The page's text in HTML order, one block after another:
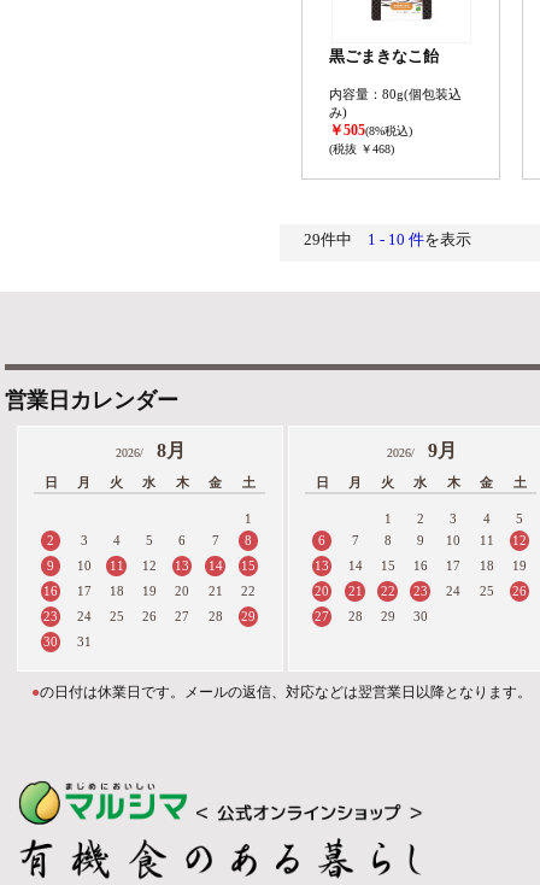
黒ごまきなこ飴
内容量：80g(個包装込
み)
￥505(8%税込)
(税抜 ￥468)
29件中 1 - 10 件を表示
営業日カレンダー
2026/ 8月
日 月 火 水 木 金 土
1
2
3 4 5 6 7
8
9
10 11 12 13 14
15
16
17 18 19 20 21
22
23
24 25 26 27 28
29
30
31
2026/ 9月
日 月 火 水 木 金 土
1 2 3 4
5
6
7 8 9 10 11
12
13
14 15 16 17 18
19
20
21 22 23 24 25
26
27
28 29 30
●の日付は休業日です。メールの返信、対応などは翌営業日以降となります。